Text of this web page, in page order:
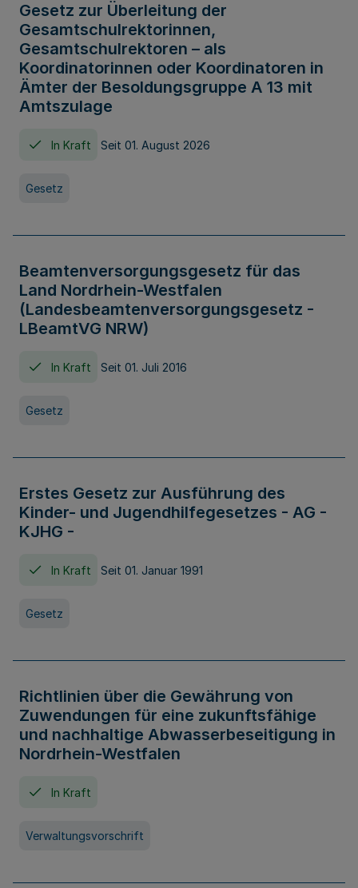
Gesetz zur Überleitung der
Gesamtschulrektorinnen,
Gesamtschulrektoren – als
Koordinatorinnen oder Koordinatoren in
Ämter der Besoldungsgruppe A 13 mit
Amtszulage
In Kraft Seit 01. August 2026
Gesetz
Beamtenversorgungsgesetz für das
Land Nordrhein-Westfalen
(Landesbeamtenversorgungsgesetz -
LBeamtVG NRW)
In Kraft Seit 01. Juli 2016
Gesetz
Erstes Gesetz zur Ausführung des
Kinder- und Jugendhilfegesetzes - AG -
KJHG -
In Kraft Seit 01. Januar 1991
Gesetz
Richtlinien über die Gewährung von
Zuwendungen für eine zukunftsfähige
und nachhaltige Abwasserbeseitigung in
Nordrhein-Westfalen
In Kraft
Verwaltungsvorschrift